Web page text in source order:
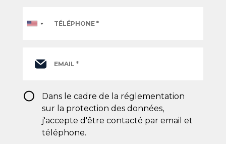
RGPD*
Dans le cadre de la réglementation
sur la protection des données,
j'accepte d'être contacté par email et
téléphone.